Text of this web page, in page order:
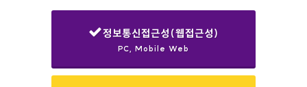
정보통신접근성(웹접근성)
PC, Mobile Web